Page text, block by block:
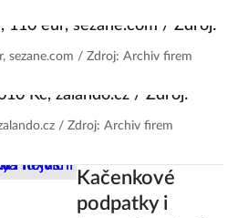
sezane.com / Zdroj: Archiv firem
/ Zdroj: Archiv firem
Kačenkové
podpatky i